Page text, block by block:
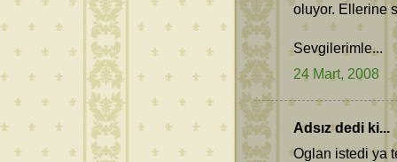
oluyor. Ellerine
Sevgilerimle...
24 Mart, 2008
Adsız dedi ki...
Oglan istedi ya